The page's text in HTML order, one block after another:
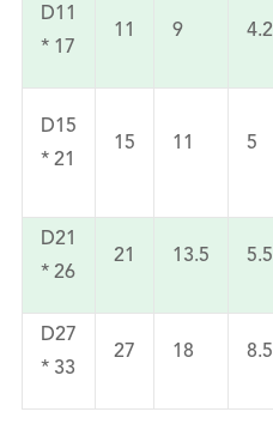
D11
* 17
11 9 4.2
D15
* 21
15 11 5
D21
* 26
21 13.5 5.5
D27
* 33
27 18 8.5